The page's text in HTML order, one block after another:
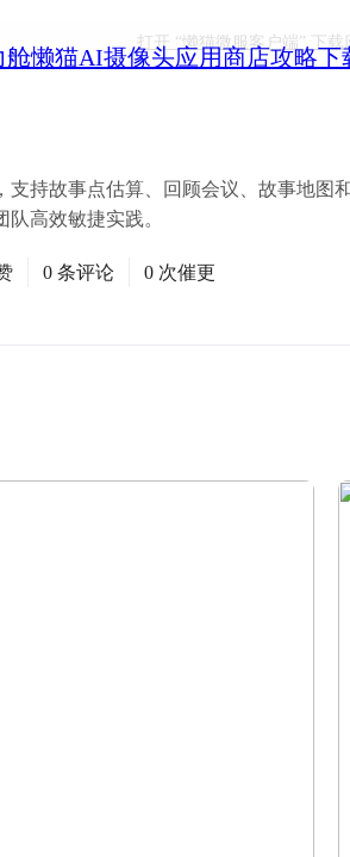
舱懒猫AI摄像头应用商店攻略下
打开 “懒猫微服客户端”下载
持故事点估算、回顾会议、故事地图
高效敏捷实践。
0 条评论 0 次催更